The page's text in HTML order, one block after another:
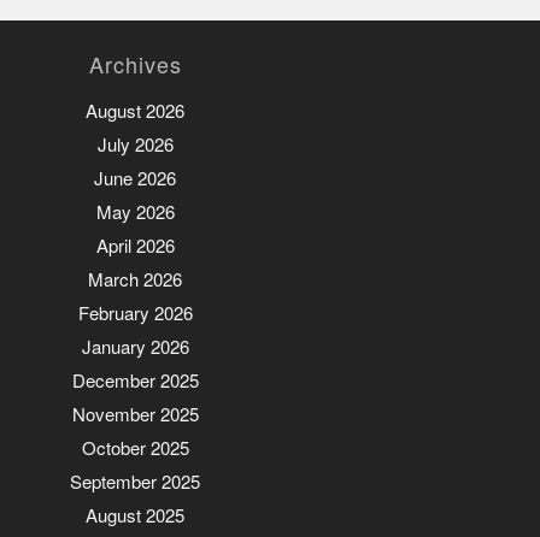
Archives
August 2026
July 2026
June 2026
May 2026
April 2026
March 2026
February 2026
January 2026
December 2025
November 2025
October 2025
September 2025
August 2025